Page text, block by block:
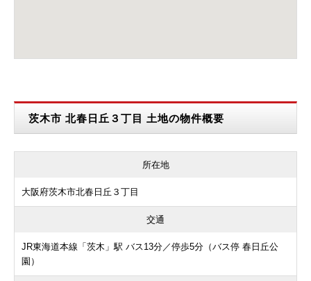
茨木市 北春日丘３丁目 土地の物件概要
所在地
大阪府茨木市北春日丘３丁目
交通
JR東海道本線「茨木」駅 バス13分／停歩5分（バス停 春日丘公
園）